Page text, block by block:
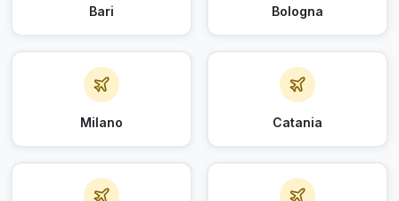
Bari Bologna
Milano Catania